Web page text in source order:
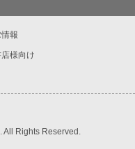
情報
様向け
All Rights Reserved.